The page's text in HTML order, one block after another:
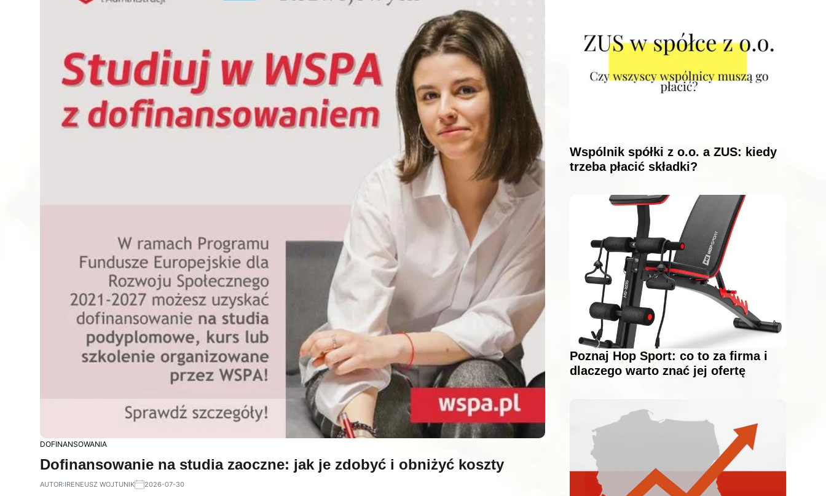
DOFINANSOWANIA
Dofinansowanie na studia zaoczne: jak je zdobyć i obniżyć koszty
AUTOR:IRENEUSZ WOJTUNIK 2026-07-30
Wspólnik spółki z o.o. a ZUS: kiedy
trzeba płacić składki?
Poznaj Hop Sport: co to za firma i
dlaczego warto znać jej ofertę